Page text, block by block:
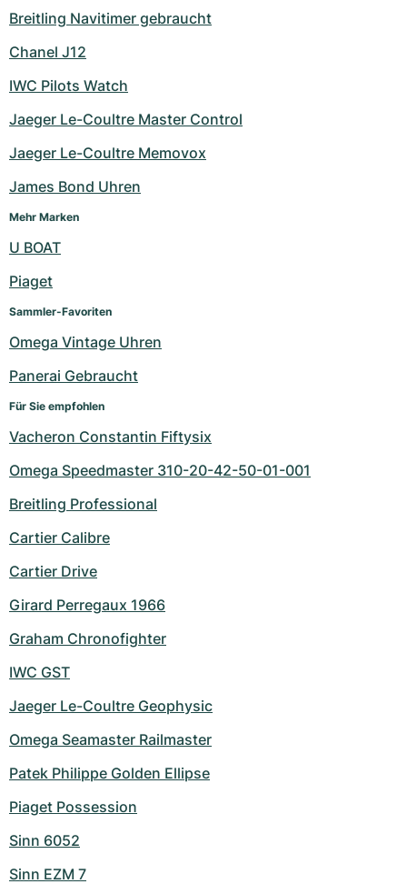
Breitling Navitimer gebraucht
Chanel J12
IWC Pilots Watch
Jaeger Le-Coultre Master Control
Jaeger Le-Coultre Memovox
James Bond Uhren
Mehr Marken
U BOAT
Piaget
Sammler-Favoriten
Omega Vintage Uhren
Panerai Gebraucht
Für Sie empfohlen
Vacheron Constantin Fiftysix
Omega Speedmaster 310-20-42-50-01-001
Breitling Professional
Cartier Calibre
Cartier Drive
Girard Perregaux 1966
Graham Chronofighter
IWC GST
Jaeger Le-Coultre Geophysic
Omega Seamaster Railmaster
Patek Philippe Golden Ellipse
Piaget Possession
Sinn 6052
Sinn EZM 7